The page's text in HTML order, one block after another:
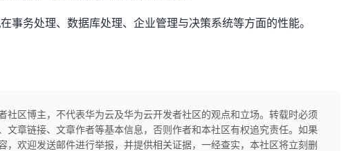
事务处理、数据库处理、企业管理与决策系统等方面的性能。
社区博主，不代表华为云及华为云开发者社区的观点和立场。转载时必须
文章链接、文章作者等基本信息，否则作者和本社区有权追究责任。如果
，欢迎发送邮件进行举报，并提供相关证据，一经查实，本社区将立刻删